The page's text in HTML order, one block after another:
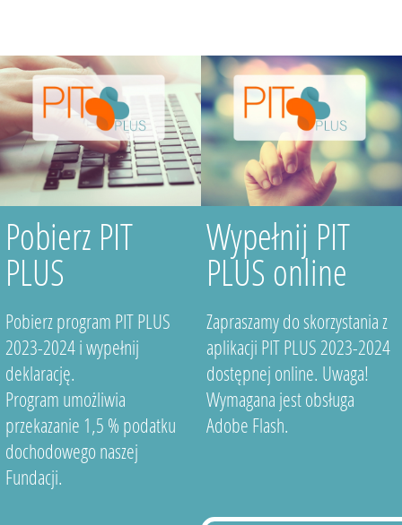
Pobierz PIT
PLUS
Pobierz program PIT PLUS
2023-2024 i wypełnij
deklarację.
Program umożliwia
przekazanie 1,5 % podatku
dochodowego naszej
Fundacji.
Wypełnij PIT
PLUS online
Zapraszamy do skorzystania z
aplikacji PIT PLUS 2023-2024
dostępnej online. Uwaga!
Wymagana jest obsługa
Adobe Flash.